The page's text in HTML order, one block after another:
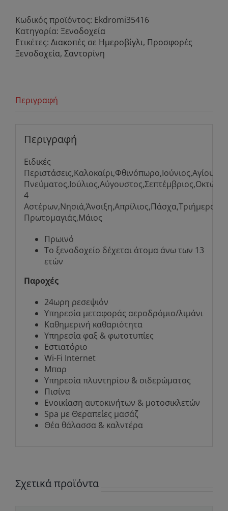
Κωδικός προϊόντος: Ekdromi35416
Κατηγορία: Ξενοδοχεία
Ετικέτες: Διακοπές σε Ημεροβίγλι, Προσφορές
Ξενοδοχεία, Σαντορίνη
Περιγραφή
Περιγραφή
Ειδικές
Περιστάσεις,Καλοκαίρι,Φθινόπωρο,Ιούνιος,Αγίου
4
Αστέρων,Νησιά,Άνοιξη,Απρίλιος,Πάσχα,Τριήμερο
Πρωτομαγιάς,Μάιος
Πρωινό
Το ξενοδοχείο δέχεται άτομα άνω των 13
ετών
Παροχές
24ωρη ρεσεψιόν
Υπηρεσία μεταφοράς αεροδρόμιο/λιμάνι
Καθημερινή καθαριότητα
Υπηρεσία φαξ & φωτοτυπίες
Εστιατόριο
Wi-Fi Internet
Μπαρ
Υπηρεσία πλυντηρίου & σιδερώματος
Πισίνα
Ενοικίαση αυτοκινήτων & μοτοσικλετών
Spa με Θεραπείες μασάζ
Θέα θάλασσα & καλντέρα
Σχετικά προϊόντα